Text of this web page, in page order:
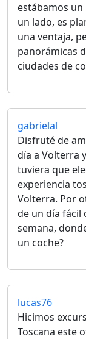
estábamos
un lado, es
una ventaja,
panorámicas
ciudades de
gabrielal
Disfruté de
día a Volterra
tuviera que
experiencia
Volterra. Por
de un día fácil
semana,
un coche?
lucas76
Hicimos
Toscana este